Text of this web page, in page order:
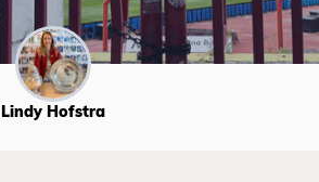
Lindy Hofstra